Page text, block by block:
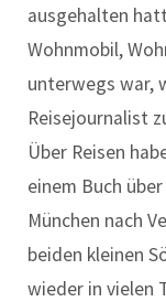
ausgehalten
Wohnmobil,
unterwegs war,
Reisejournalist
Über Reisen
einem Buch
München nach
beiden kleinen
wieder in vielen